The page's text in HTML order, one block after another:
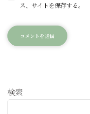
ス、サイトを保存する。
検索